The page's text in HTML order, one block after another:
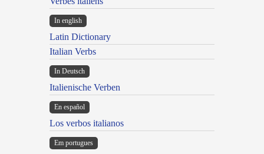
In english
Latin Dictionary
Italian Verbs
In Deutsch
Italienische Verben
En español
Los verbos italianos
Em portugues